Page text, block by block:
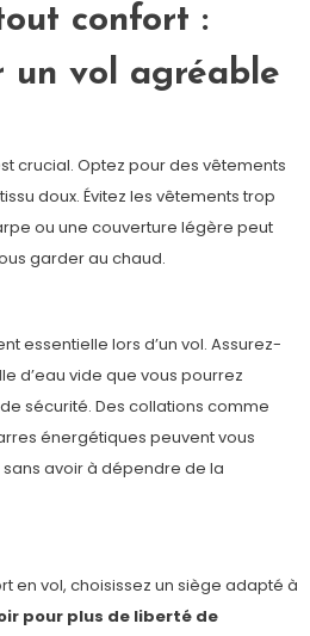
confort :
un vol agréable
crucial. Optez pour des vêtements
doux. Évitez les vêtements trop
ou une couverture légère peut
garder au chaud.
essentielle lors d’un vol. Assurez-
d’eau vide que vous pourrez
sécurité. Des collations comme
énergétiques peuvent vous
avoir à dépendre de la
en vol, choisissez un siège adapté à
pour plus de liberté de